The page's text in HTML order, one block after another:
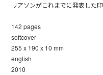
リアソンがこれまでに発表した
142 pages
softcover
255 x 190 x 10 mm
english
2010